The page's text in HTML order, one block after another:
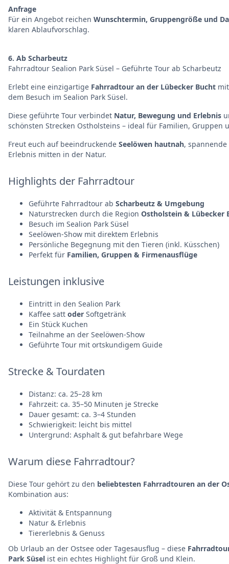
Anfrage
Für ein Angebot reichen Wunschtermin, Gruppengröße und
klaren Ablaufvorschlag.
6. Ab Scharbeutz
Fahrradtour Sealion Park Süsel – Geführte Tour ab Scharbeutz
Erlebt eine einzigartige Fahrradtour an der Lübecker Bucht
dem Besuch im Sealion Park Süsel.
Diese geführte Tour verbindet Natur, Bewegung und Erlebnis
schönsten Strecken Ostholsteins – ideal für Familien, Gruppen
Freut euch auf beeindruckende Seelöwen hautnah,
Erlebnis mitten in der Natur.
Highlights der Fahrradtour
Geführte Fahrradtour ab Scharbeutz & Umgebung
Naturstrecken durch die Region Ostholstein & Lübecker
Besuch im Sealion Park Süsel
Seelöwen-Show mit direktem Erlebnis
Persönliche Begegnung mit den Tieren (inkl. Küsschen)
Perfekt für Familien, Gruppen & Firmenausflüge
Leistungen inklusive
Eintritt in den Sealion Park
Kaffee satt oder Softgetränk
Ein Stück Kuchen
Teilnahme an der Seelöwen-Show
Geführte Tour mit ortskundigem Guide
Strecke & Tourdaten
Distanz: ca. 25–28 km
Fahrzeit: ca. 35–50 Minuten je Strecke
Dauer gesamt: ca. 3–4 Stunden
Schwierigkeit: leicht bis mittel
Untergrund: Asphalt & gut befahrbare Wege
Warum diese Fahrradtour?
Diese Tour gehört zu den beliebtesten Fahrradtouren an der
Kombination aus:
Aktivität & Entspannung
Natur & Erlebnis
Tiererlebnis & Genuss
Ob Urlaub an der Ostsee oder Tagesausflug – diese
Park Süsel ist ein echtes Highlight für Groß und Klein.